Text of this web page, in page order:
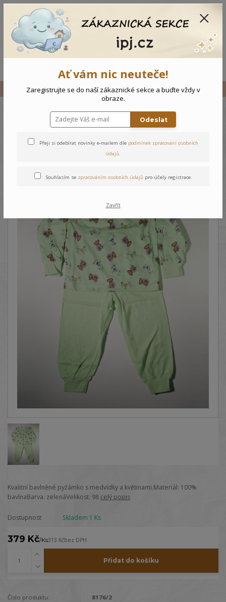
Vše Dětské pyžamo Medvídek
Dětské pyžamo Medvídek
Kvalitní bavlněné pyžámko s medvídky a květinami.Materiál: 100%
bavlnaBarva: zelenáVelikost: 98 celý popis
Dostupnost Skladem 1 Ks
379 Kč/Ks313 Kčbez DPH
Přidat do košíku
Číslo produktu:
8176/2
Ať vám nic neuteče!
Zaregistrujte se do naší zákaznické sekce a buďte vždy v
obraze.
Odeslat
Přeji si odebírat novinky e-mailem dle podmínek zpracování osobních
údajů.
Souhlasím se zpracováním osobních údajů pro účely registrace.
Zavřít